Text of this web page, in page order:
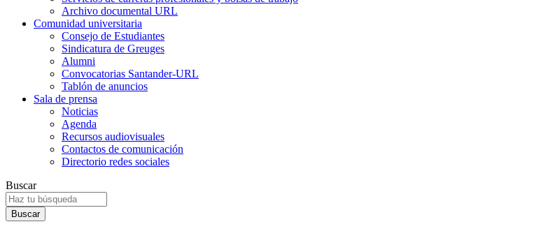
Archivo documental URL
Comunidad universitaria
Consejo de Estudiantes
Sindicatura de Greuges
Alumni
Convocatorias Santander-URL
Tablón de anuncios
Sala de prensa
Noticias
Agenda
Recursos audiovisuales
Contactos de comunicación
Directorio redes sociales
Buscar